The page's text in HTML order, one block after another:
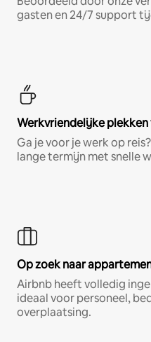
gasten en 24/7 support
Werkvriendelijke
Ga je voor je werk op
lange termijn met snelle
Op zoek naar
Airbnb heeft volledig
ideaal voor personeel,
overplaatsing.